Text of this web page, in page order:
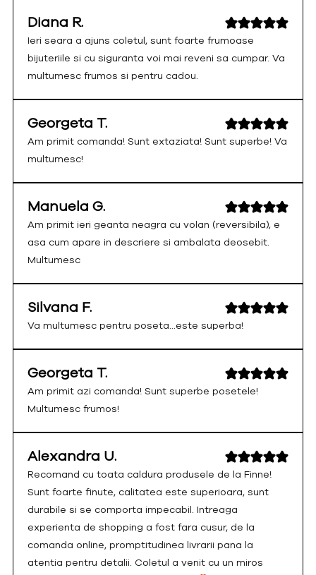
Diana R.
Ieri seara a ajuns coletul, sunt foarte frumoase
bijuteriile si cu siguranta voi mai reveni sa cumpar. Va
multumesc frumos si pentru cadou.
Georgeta T.
Am primit comanda! Sunt extaziata! Sunt superbe! Va
multumesc!
Manuela G.
Am primit ieri geanta neagra cu volan (reversibila), e
asa cum apare in descriere si ambalata deosebit.
Multumesc
Silvana F.
Va multumesc pentru poseta...este superba!
Georgeta T.
Am primit azi comanda! Sunt superbe posetele!
Multumesc frumos!
Alexandra U.
Recomand cu toata caldura produsele de la Finne!
Sunt foarte finute, calitatea este superioara, sunt
durabile si se comporta impecabil. Intreaga
experienta de shopping a fost fara cusur, de la
comanda online, promptitudinea livrarii pana la
atentia pentru detalii. Coletul a venit cu un miros